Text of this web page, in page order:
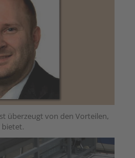
überzeugt von den Vorteilen,